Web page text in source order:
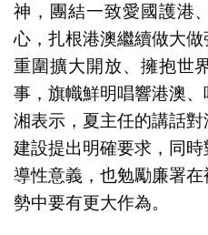
神，團結一致愛國護港
心，扎根港澳繼續做大
重圍擴大開放、擁抱世
事，旗幟鮮明唱響港澳
湘表示，夏主任的講話
建設提出明確要求，同
導性意義，也勉勵廉署
勢中要有更大作為。